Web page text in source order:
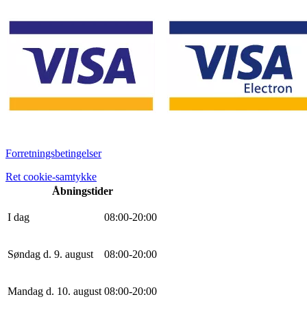
Forretningsbetingelser
Ret cookie-samtykke
Åbningstider
I dag 08:00-20:00
Søndag d. 9. august 08:00-20:00
Mandag d. 10. august 08:00-20:00